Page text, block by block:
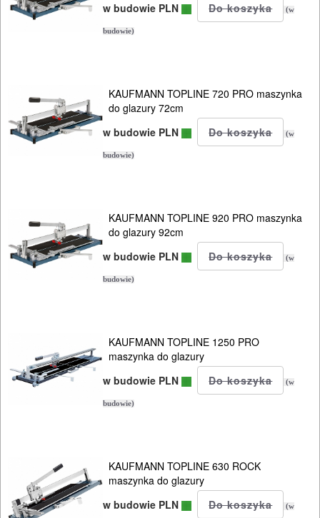
180mm
250mm
300mm
Koronki
glazurnicze
Akcesoria
poziomowania
BUDOWLANE
OBRÓBKA
DREWNA
w budowie PLN
(w
budowie)
KAUFMANN TOPLINE 720 PRO maszynka
do glazury 72cm
w budowie PLN
(w
budowie)
KAUFMANN TOPLINE 920 PRO maszynka
do glazury 92cm
w budowie PLN
(w
budowie)
KAUFMANN TOPLINE 1250 PRO
maszynka do glazury
w budowie PLN
(w
budowie)
KAUFMANN TOPLINE 630 ROCK
maszynka do glazury
w budowie PLN
(w